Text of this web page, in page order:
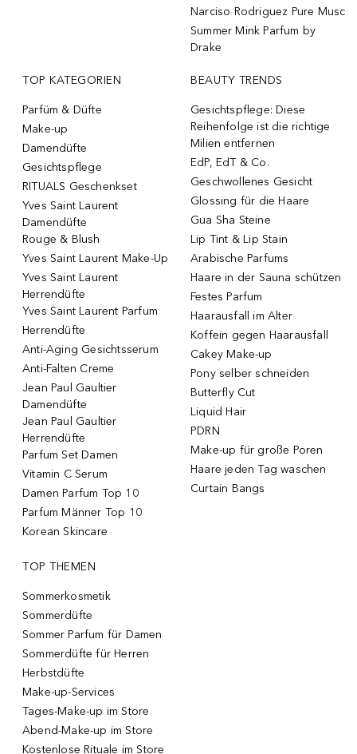
Narciso Rodriguez Pure Musc
Summer Mink Parfum by
Drake
TOP KATEGORIEN
Parfüm & Düfte
Make-up
Damendüfte
Gesichtspflege
RITUALS Geschenkset
Yves Saint Laurent
Damendüfte
Rouge & Blush
Yves Saint Laurent Make-Up
Yves Saint Laurent
Herrendüfte
Yves Saint Laurent Parfum
Herrendüfte
Anti-Aging Gesichtsserum
Anti-Falten Creme
Jean Paul Gaultier
Damendüfte
Jean Paul Gaultier
Herrendüfte
Parfum Set Damen
Vitamin C Serum
Damen Parfum Top 10
Parfum Männer Top 10
Korean Skincare
BEAUTY TRENDS
Gesichtspflege: Diese
Reihenfolge ist die richtige
Milien entfernen
EdP, EdT & Co.
Geschwollenes Gesicht
Glossing für die Haare
Gua Sha Steine
Lip Tint & Lip Stain
Arabische Parfums
Haare in der Sauna schützen
Festes Parfum
Haarausfall im Alter
Koffein gegen Haarausfall
Cakey Make-up
Pony selber schneiden
Butterfly Cut
Liquid Hair
PDRN
Make-up für große Poren
Haare jeden Tag waschen
Curtain Bangs
TOP THEMEN
Sommerkosmetik
Sommerdüfte
Sommer Parfum für Damen
Sommerdüfte für Herren
Herbstdüfte
Make-up-Services
Tages-Make-up im Store
Abend-Make-up im Store
Kostenlose Rituale im Store